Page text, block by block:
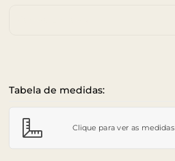
Tabela de medidas:
Clique para ver as medidas